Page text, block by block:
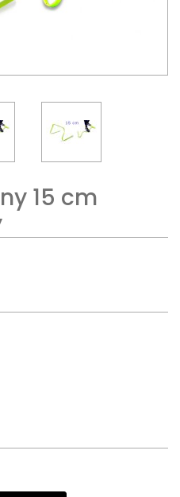
15 cm